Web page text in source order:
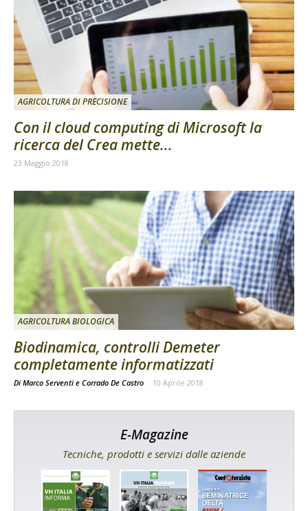
AGRICOLTURA DI PRECISIONE
Con il cloud computing di Microsoft la
ricerca del Crea mette...
23 Maggio 2018
AGRICOLTURA BIOLOGICA
Biodinamica, controlli Demeter
completamente informatizzati
Di Marco Serventi e Corrado De Castro - 10 Aprile 2018
E-Magazine
Tecniche, prodotti e servizi dalle aziende